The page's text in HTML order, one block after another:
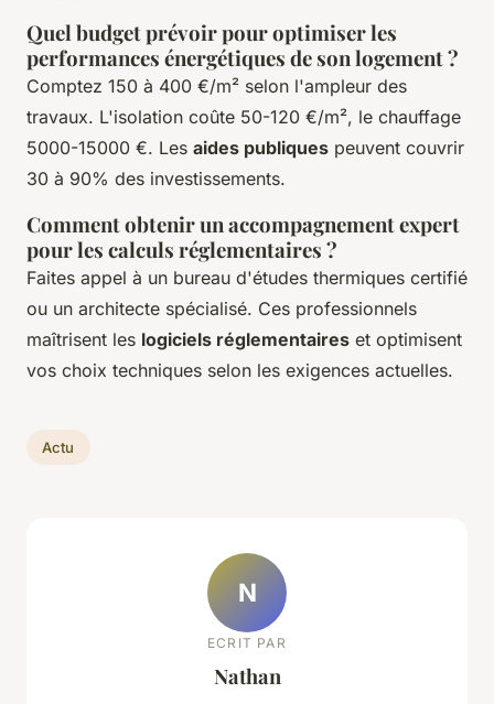
Quel budget prévoir pour optimiser les
performances énergétiques de son logement ?
Comptez 150 à 400 €/m² selon l'ampleur des
travaux. L'isolation coûte 50-120 €/m², le chauffage
5000-15000 €. Les aides publiques peuvent couvrir
30 à 90% des investissements.
Comment obtenir un accompagnement expert
pour les calculs réglementaires ?
Faites appel à un bureau d'études thermiques certifié
ou un architecte spécialisé. Ces professionnels
maîtrisent les logiciels réglementaires et optimisent
vos choix techniques selon les exigences actuelles.
Actu
N
ECRIT PAR
Nathan